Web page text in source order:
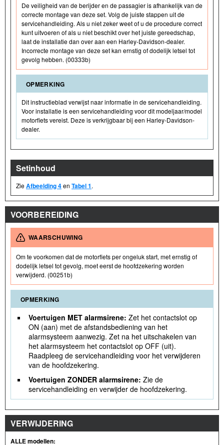
De veiligheid van de berijder en de passagier is afhankelijk van de
correcte montage van deze set. Volg de juiste stappen uit de
servicehandleiding. Als u niet zeker weet of u de procedure correct
kunt uitvoeren of als u niet beschikt over het juiste gereedschap,
laat de installatie dan over aan een Harley-Davidson-dealer.
Incorrecte montage van deze set kan ernstig of dodelijk letsel tot
gevolg hebben. (00333b)
OPMERKING
Dit instructieblad verwijst naar informatie in de servicehandleiding.
Voor installatie is een servicehandleiding voor dit modeljaar/model
motorfiets vereist. Deze is verkrijgbaar bij een Harley-Davidson-
dealer.
Setinhoud
ZieAfbeelding 4en Tabel 1.
VOORBEREIDING
WAARSCHUWING
Om te voorkomen dat de motorfiets per ongeluk start, met ernstig of
dodelijk letsel tot gevolg, moet eerst de hoofdzekering worden
verwijderd. (00251b)
OPMERKING
Voertuigen MET alarmsirene: Zet het contactslot op
ON (aan) met de afstandsbediening van het
alarmsysteem aanwezig. Zet na het uitschakelen van
het alarmsysteem het contactslot op OFF (uit).
Raadpleeg de servicehandleiding voor het verwijderen
van de hoofdzekering.
Voertuigen ZONDER alarmsirene: Zie de
servicehandleiding en verwijder de hoofdzekering.
VERWIJDERING
ALLE modellen: